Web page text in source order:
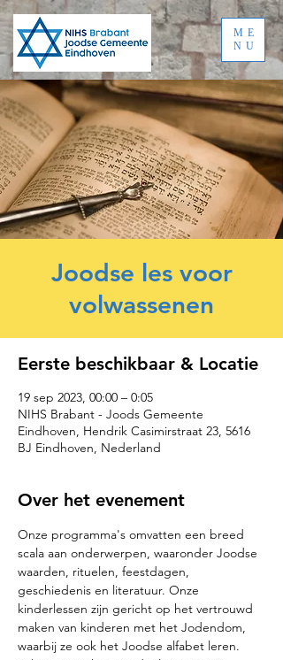
ME
NU
Joodse les voor
volwassenen
Eerste beschikbaar & Locatie
19 sep 2023, 00:00 – 0:05
NIHS Brabant - Joods Gemeente
Eindhoven, Hendrik Casimirstraat 23, 5616
BJ Eindhoven, Nederland
Over het evenement
Onze programma's omvatten een breed
scala aan onderwerpen, waaronder Joodse
waarden, rituelen, feestdagen,
geschiedenis en literatuur. Onze
kinderlessen zijn gericht op het vertrouwd
maken van kinderen met het Jodendom,
waarbij ze ook het Joodse alfabet leren.